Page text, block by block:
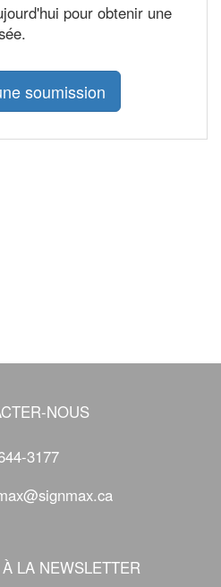
pour obtenir une
soumission
NOUS
3177
LA NEWSLETTER